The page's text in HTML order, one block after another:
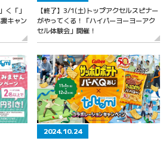
く「」
キャン
【終了】3/1(土)トップアクセルスピナー
がやってくる！「ハイパーヨーヨーアク
セル体験会」開催！
2024.10.24